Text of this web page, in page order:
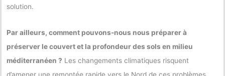
solution.
Par ailleurs, comment pouvons-nous nous préparer à
préserver le couvert et la profondeur des sols en milieu
méditerranéen ? Les changements climatiques risquent